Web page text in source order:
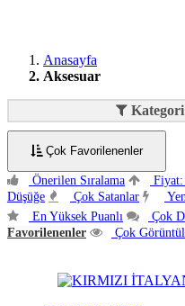
Anasayfa
Aksesuar
Kategori
Çok Favorilenenler
Önerilen Sıralama Fiyat:
Düşüğe
Çok Satanlar
En Yüksek Puanlı
Çok
Favorilenenler
Çok